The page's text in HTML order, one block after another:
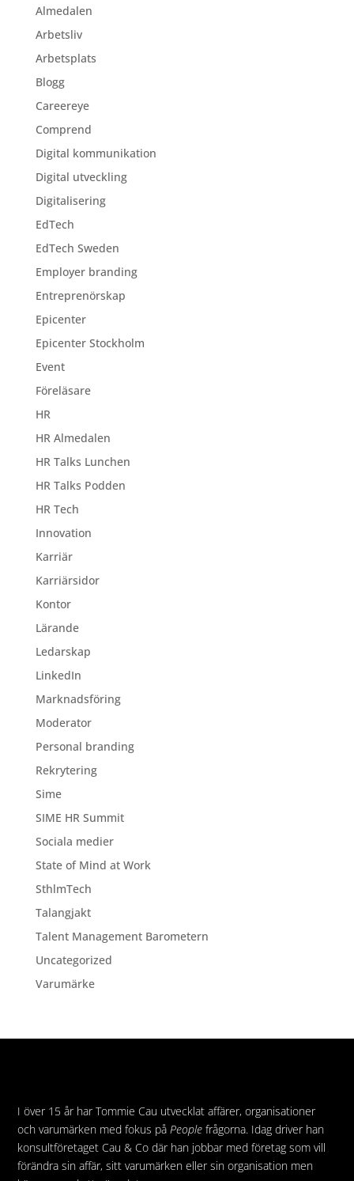
Almedalen
Arbetsliv
Arbetsplats
Blogg
Careereye
Comprend
Digital kommunikation
Digital utveckling
Digitalisering
EdTech
EdTech Sweden
Employer branding
Entreprenörskap
Epicenter
Epicenter Stockholm
Event
Föreläsare
HR
HR Almedalen
HR Talks Lunchen
HR Talks Podden
HR Tech
Innovation
Karriär
Karriärsidor
Kontor
Lärande
Ledarskap
LinkedIn
Marknadsföring
Moderator
Personal branding
Rekrytering
Sime
SIME HR Summit
Sociala medier
State of Mind at Work
SthlmTech
Talangjakt
Talent Management Barometern
Uncategorized
Varumärke
I över 15 år har Tommie Cau utvecklat affärer, organisationer
och varumärken med fokus påPeople frågorna. Idag driver han
konsultföretaget Cau & Co där han jobbar med företag som vill
förändra sin affär, sitt varumärken eller sin organisation men